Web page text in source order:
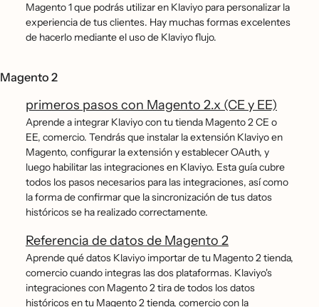
Magento 1 que podrás utilizar en Klaviyo para personalizar la
experiencia de tus clientes. Hay muchas formas excelentes
de hacerlo mediante el uso de Klaviyo flujo.
Magento 2
primeros pasos con Magento 2.x (CE y EE)
Aprende a integrar Klaviyo con tu tienda Magento 2 CE o
EE, comercio. Tendrás que instalar la extensión Klaviyo en
Magento, configurar la extensión y establecer OAuth, y
luego habilitar las integraciones en Klaviyo. Esta guía cubre
todos los pasos necesarios para las integraciones, así como
la forma de confirmar que la sincronización de tus datos
históricos se ha realizado correctamente.
Referencia de datos de Magento 2
Aprende qué datos Klaviyo importar de tu Magento 2 tienda,
comercio cuando integras las dos plataformas. Klaviyo's
integraciones con Magento 2 tira de todos los datos
históricos en tu Magento 2 tienda, comercio con la